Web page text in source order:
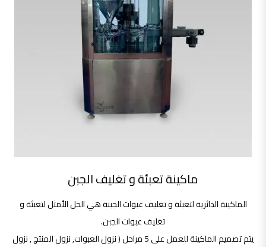
ماكينة تعبئة و تغليف الجبن
الماكينة الدائرية لتعبئة و تغليف عبوات الجبنة هي الحل الأمثل لتعبئة و
تغليف عبوات الجبن.
يتم تصميم الماكينة للعمل على 5 مراحل ( نزول العبوات, نزول المنتج , نزول